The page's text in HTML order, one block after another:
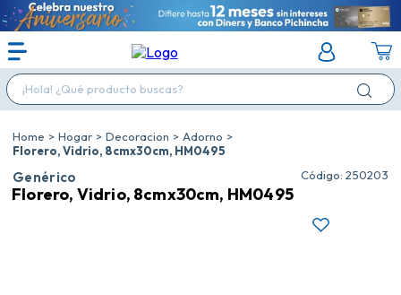
¡Hola! ¿Qué producto buscas?
Hogar Decoracion
Adorno
Florero, Vidrio, 8cmx30cm, HM0495
Genérico : 250203
Florero, Vidrio, 8cmx30cm, HM0495